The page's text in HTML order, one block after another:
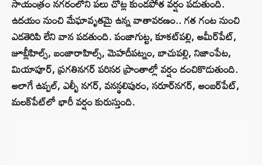
సాయంత్రం నగరంలోని పలు చోట్ల కుండపోత వర్షం పడుతుంది.
ఉదయం నుంచి మేఘావృతమై ఉన్న వాతావరణం.. గత గంట నుంచి
ఎడతెరిపి లేని వాన పడతుంది. పంజాగుట్ట, కూకట్‌పల్లి, అమీర్‌పేట్,
జూబ్లీహిల్స్‌, బంజారాహిల్స్, మెహదీపట్నం, బాచుపల్లి, నిజాంపేట,
మియాపూర్, ప్రగతినగర్‌ పరిసర ప్రాంతాల్లో వర్షం దంచికొడుతుంది.
అలాగే ఉప్పల్, ఎల్బీ నగర్, వనస్థలిపురం, సరూర్‌నగర్, అంబర్‌పేట్,
మలక్‌పేట్‌లో భారీ వర్షం కురుస్తుంది.